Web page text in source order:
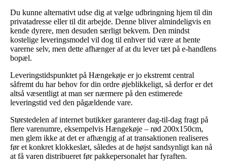
Du kunne alternativt udse dig at vælge udbringning hjem til din
privatadresse eller til dit arbejde. Denne bliver almindeligvis en
kende dyrere, men desuden særligt bekvem. Den mindst
kostelige leveringsmodel vil dog til enhver tid være at hente
varerne selv, men dette afhænger af at du lever tæt på e-handlens
bopæl.
Leveringstidspunktet på Hængekøje er jo ekstremt central
såfremt du har behov for din ordre øjeblikkeligt, så derfor er det
altså væsentligt at man ser nærmere på den estimerede
leveringstid ved den pågældende vare.
Størstedelen af internet butikker garanterer dag-til-dag fragt på
flere varenumre, eksempelvis Hængekøje – rød 200x150cm,
men glem ikke at det er afhængig af at transaktionen realiseres
før et konkret klokkeslæt, således at de højst sandsynligt kan nå
at få varen distribueret før pakkepersonalet har fyraften.